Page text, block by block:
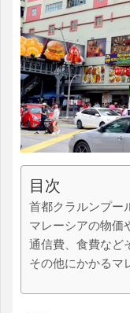
目次
首都クラルンプー
マレーシアの物価
通信費、食費など
その他にかかるマ